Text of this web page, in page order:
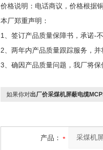
价格说明：电话商议，价格根据
本厂郑重声明：
1、签订产品质量保障书，承诺-
2、两年内产品质量跟踪服务，
3、确因产品质量问题，我厂将
如果你对出厂价采煤机屏蔽电缆
产品：